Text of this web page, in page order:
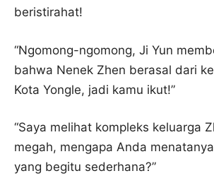
beristirahat!
“Ngomong-ngomong, Ji Yun
bahwa Nenek Zhen berasal dari
Kota Yongle, jadi kamu ikut!”
“Saya melihat kompleks keluarga
megah, mengapa Anda
yang begitu sederhana?”